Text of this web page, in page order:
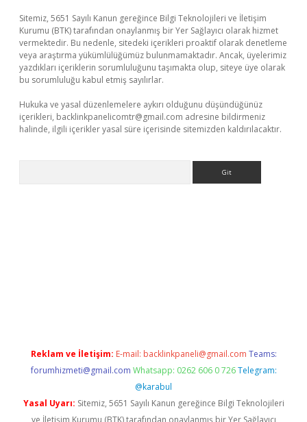
Sitemiz, 5651 Sayılı Kanun gereğince Bilgi Teknolojileri ve İletişim
Kurumu (BTK) tarafından onaylanmış bir Yer Sağlayıcı olarak hizmet
vermektedir. Bu nedenle, sitedeki içerikleri proaktif olarak denetleme
veya araştırma yükümlülüğümüz bulunmamaktadır. Ancak, üyelerimiz
yazdıkları içeriklerin sorumluluğunu taşımakta olup, siteye üye olarak
bu sorumluluğu kabul etmiş sayılırlar.
Hukuka ve yasal düzenlemelere aykırı olduğunu düşündüğünüz
içerikleri, backlinkpanelicomtr@gmail.com adresine bildirmeniz
halinde, ilgili içerikler yasal süre içerisinde sitemizden kaldırılacaktır.
Reklam ve İletişim: E-mail: backlinkpaneli@gmail.com Teams:
forumhizmeti@gmail.com Whatsapp: 0262 606 0 726 Telegram:
@karabul
Yasal Uyarı: Sitemiz, 5651 Sayılı Kanun gereğince Bilgi Teknolojileri
ve İletişim Kurumu (BTK) tarafından onaylanmış bir Yer Sağlayıcı